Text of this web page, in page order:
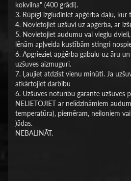
kokvilna" (400 grādi).
3. Rūpīgi izgludiniet apģērba daļu, kur
4. Novietojiet uzšuvi uz apģērba, ar
5. Novietojiet audumu vai vieglu
lēnām apļveida kustībām stingri
6. Apgrieziet apģērba gabalu uz āru
uzšuves aizmuguri.
7. Ļaujiet atdzist vienu minūti. Ja
atkārtojiet darbību
6. Uzšuves noturību garantē uzšuves
NELIETOJIET ar nelīdzināmiem
temperatūra), piemēram, neiloniem
)ādas.
NEBALINĀT.